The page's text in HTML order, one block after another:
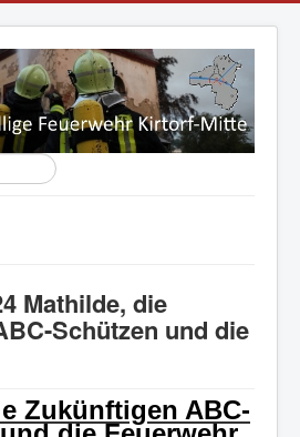
Mathilde, die
Schützen und die
Zukünftigen ABC-